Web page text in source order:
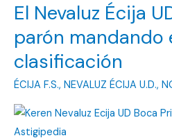
Gálvez
al
Nevaluz
Écija
UD
El Nevaluz Écija
parón mandando
clasificación
ÉCIJA F.S., NEVALUZ ÉCIJA U.D.,